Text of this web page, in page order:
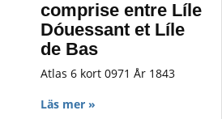
comprise entre Líle
Dóuessant et Líle
de Bas
Atlas 6 kort 0971 År 1843
Läs mer »